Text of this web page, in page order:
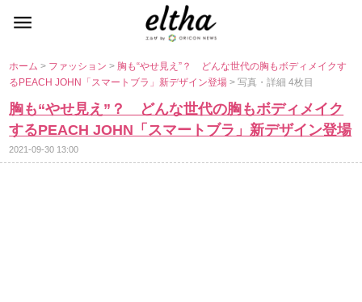
ホーム> ファッション> 胸も“やせ見え”？ どんな世代の胸もボディメイクす
るPEACH JOHN「スマートブラ」新デザイン登場> 写真・詳細 4枚目
胸も“やせ見え”？ どんな世代の胸もボディメイク
するPEACH JOHN「スマートブラ」新デザイン登場
2021-09-30 13:00